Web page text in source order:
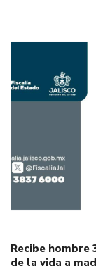
Recibe
de la vida a